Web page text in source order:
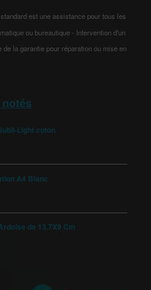
est une assistance pour tous les
ou bureautique - Intervention d'un
la garantie pour réparation ou mise en
Light coton
A4 Blanc
de 13,7X9 Cm